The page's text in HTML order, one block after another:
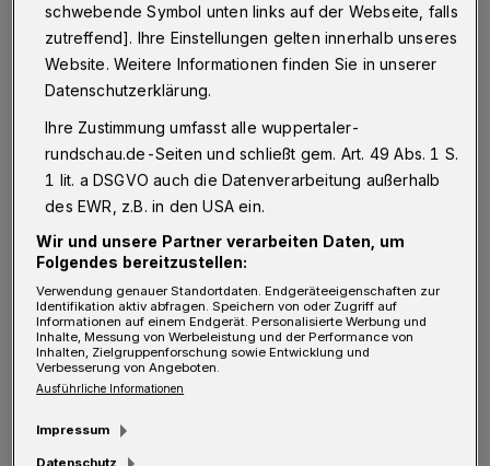
U nverantwortliche Schüler, die offenbar
bewusst die Corona-Regeln ignoriert
viele Wuppertaler Familien nicht in den
Herbsturlaub fahren können.
Jugendliche wollen immer gehört, ernst
genommen und wie Erwachsene behandelt
werden.
Daher sollten sie meiner Meinung nach auch
die Verantwortung in Form einer saftigen
Geldstrafe oder einigen Monaten Sozialarbeit
tragen.
schwebende Symbol unten links auf der Webseite, falls
zutreffend]. Ihre Einstellungen gelten innerhalb unseres
Website. Weitere Informationen finden Sie in unserer
Datenschutzerklärung.
Ihre Zustimmung umfasst alle wuppertaler-
rundschau.de-Seiten und schließt gem. Art. 49 Abs. 1 S.
1 lit. a DSGVO auch die Datenverarbeitung außerhalb
des EWR, z.B. in den USA ein.
Wir und unsere Partner verarbeiten Daten, um
Folgendes bereitzustellen:
Verwendung genauer Standortdaten. Endgeräteeigenschaften zur
Identifikation aktiv abfragen. Speichern von oder Zugriff auf
Informationen auf einem Endgerät. Personalisierte Werbung und
Inhalte, Messung von Werbeleistung und der Performance von
Inhalten, Zielgruppenforschung sowie Entwicklung und
Verbesserung von Angeboten.
Ausführliche Informationen
Impressum